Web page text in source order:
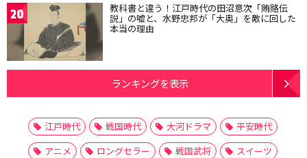
20 教科書と違う！江戸時代の田沼意次「賄賂伝
説」の嘘と、水野忠邦が「大奥」を敵に回した
本当の理由
ランキングを表示
江戸時代 戦国時代 大河ドラマ
平安時代
アニメ
ロングセラー 戦国武将
スイーツ